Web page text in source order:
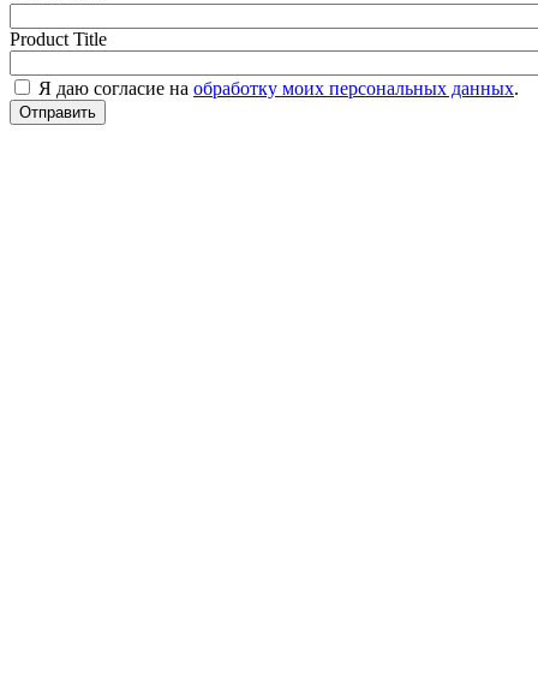
Product Title
Я даю согласие на обработку моих персональных данных.
Отправить